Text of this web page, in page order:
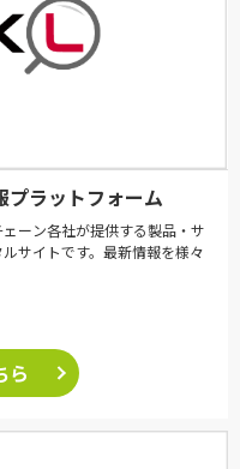
プラットフォーム
ーン各社が提供する製品・サ
サイトです。最新情報を様々
ら